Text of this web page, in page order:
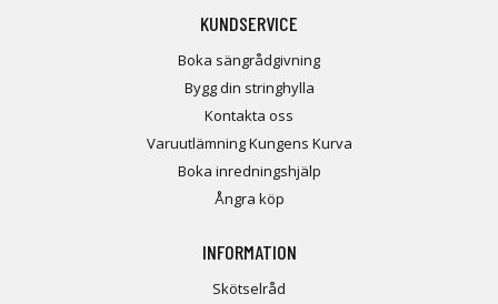
KUNDSERVICE
Boka sängrådgivning
Bygg din stringhylla
Kontakta oss
Varuutlämning Kungens Kurva
Boka inredningshjälp
Ångra köp
INFORMATION
Skötselråd